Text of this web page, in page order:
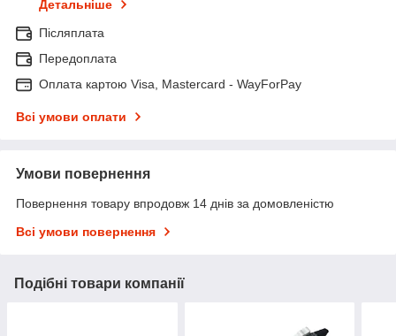
Детальніше
Післяплата
Передоплата
Оплата картою Visa, Mastercard - WayForPay
Всі умови оплати
Умови повернення
Повернення товару впродовж 14 днів за домовленістю
Всі умови повернення
Подібні товари компанії